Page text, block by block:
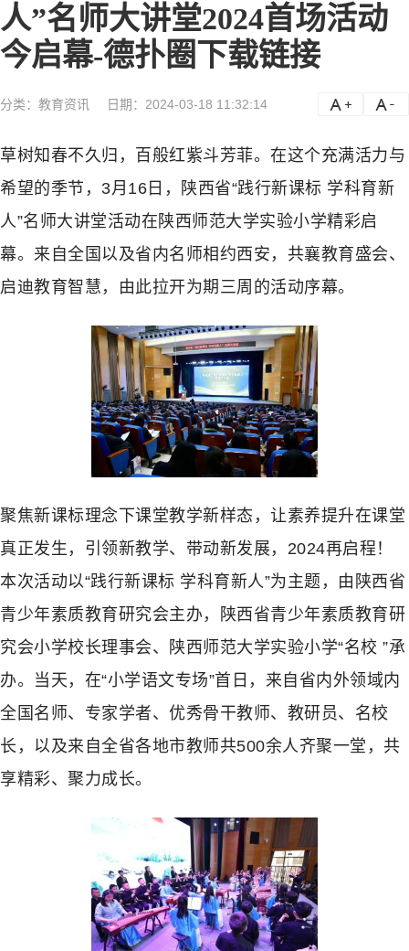
人”名师大讲堂2024首场活动
今启幕-德扑圈下载链接
分类： 教育资讯 日期：2024-03-18 11:32:14
草树知春不久归，百般红紫斗芳菲。在这个充满活力与
希望的季节，3月16日，陕西省“践行新课标 学科育新
人”名师大讲堂活动在陕西师范大学实验小学精彩启
幕。来自全国以及省内名师相约西安，共襄教育盛会、
启迪教育智慧，由此拉开为期三周的活动序幕。
聚焦新课标理念下课堂教学新样态，让素养提升在课堂
真正发生，引领新教学、带动新发展，2024再启程！
本次活动以“践行新课标 学科育新人”为主题，由陕西省
青少年素质教育研究会主办，陕西省青少年素质教育研
究会小学校长理事会、陕西师范大学实验小学“名校 ”承
办。当天，在“小学语文专场”首日，来自省内外领域内
全国名师、专家学者、优秀骨干教师、教研员、名校
长，以及来自全省各地市教师共500余人齐聚一堂，共
享精彩、聚力成长。